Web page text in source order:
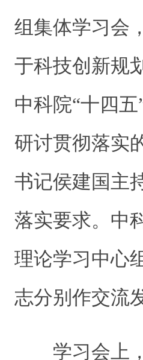
组集体学习会
于科技创新规
中科院“十四
研讨贯彻落实
书记侯建国主
落实要求。中
理论学习中心
志分别作交流
学习会上，